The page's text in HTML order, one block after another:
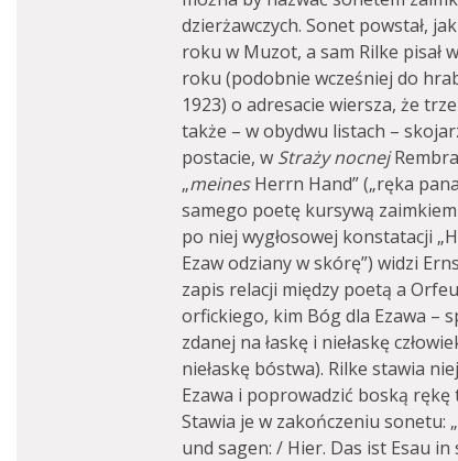
dzierżawczych. Sonet powstał,
roku w Muzot, a sam Rilke pisał
roku (podobnie wcześniej do
1923) o adresacie wiersza, że
także – w obydwu listach –
postacie, w Straży nocnej
„meinesHerrn Hand” („ręka pana
samego poetę kursywą
po niej wygłosowej konstatacji
Ezaw odziany w skórę”) widzi
zapis relacji między poetą a
orfickiego, kim Bóg dla Ezawa –
zdanej na łaskę i niełaskę
niełaskę bóstwa). Rilke stawia
Ezawa i poprowadzić boską rękę
Stawia je w zakończeniu sonetu:
und sagen: / Hier. Das ist Esau in